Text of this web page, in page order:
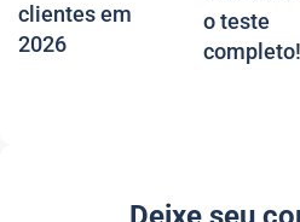
clientes em
2026
o teste
completo!